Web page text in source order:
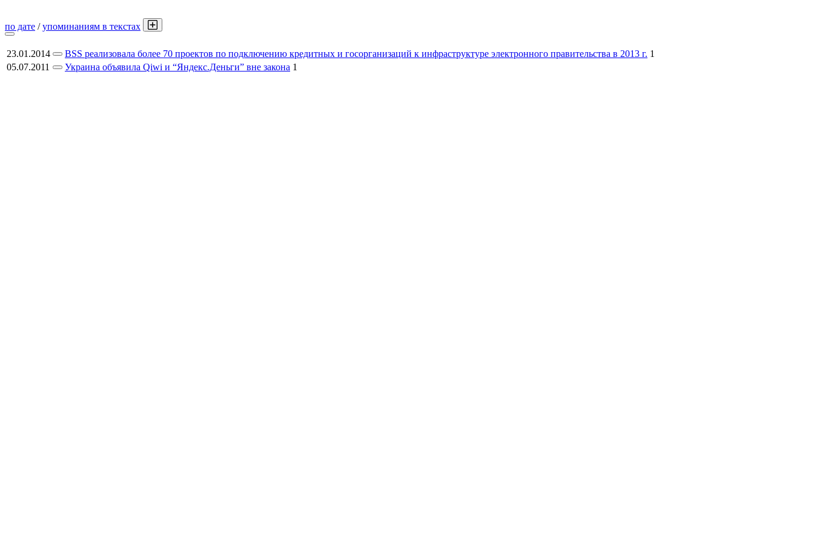
по дате /упоминаниям в текстах
23.01.2014 BSS реализовала более 70 проектов по подключению кредитных и госорганизаций к инфраструктуре электронного правительства в 2013 г. 1
05.07.2011
Украина объявила Qiwi и “Яндекс.Деньги” вне закона 1